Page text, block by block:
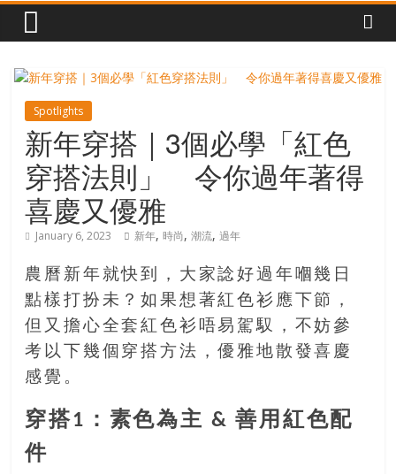
命
的
寶
藏
金
銀
共
享
共
樂
共
創
生
下
半
Spotlights
新年穿搭｜3個必學「紅色
穿搭法則」 令你過年著得
喜慶又優雅
January 6, 2023 新年,時尚,潮流, 過年
農曆新年就快到，大家諗好過年嗰幾日
點樣打扮未？如果想著紅色衫應下節，
但又擔心全套紅色衫唔易駕馭，不妨參
考以下幾個穿搭方法，優雅地散發喜慶
感覺。
穿搭1：素色為主 & 善用紅色配
件